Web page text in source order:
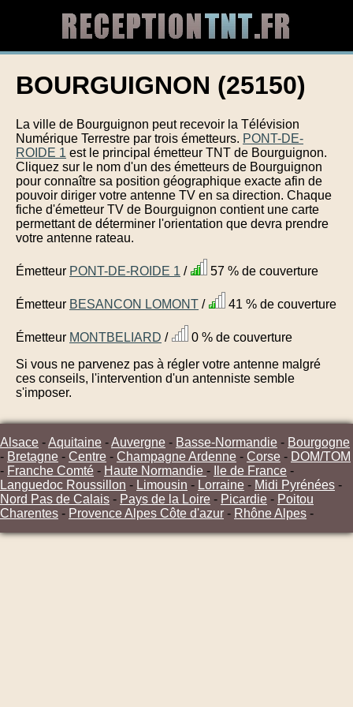
BOURGUIGNON (25150)
La ville de Bourguignon peut recevoir la Télévision
Numérique Terrestre par trois émetteurs. PONT-DE-
ROIDE 1 est le principal émetteur TNT de Bourguignon.
Cliquez sur le nom d'un des émetteurs de Bourguignon
pour connaître sa position géographique exacte afin de
pouvoir diriger votre antenne TV en sa direction. Chaque
fiche d'émetteur TV de Bourguignon contient une carte
permettant de déterminer l'orientation que devra prendre
votre antenne rateau.
Émetteur PONT-DE-ROIDE 1 / 57 % de couverture
Émetteur BESANCON LOMONT / 41 % de couverture
Émetteur MONTBELIARD /
0 % de couverture
Si vous ne parvenez pas à régler votre antenne malgré
ces conseils, l'intervention d'un antenniste semble
s'imposer.
Alsace -Aquitaine -Auvergne - Basse-Normandie - Bourgogne
- Bretagne - Centre - Champagne Ardenne - Corse - DOM/TOM
- Franche Comté - Haute Normandie - Ile de France -
Languedoc Roussillon - Limousin - Lorraine - Midi Pyrénées -
Nord Pas de Calais - Pays de la Loire - Picardie - Poitou
Charentes - Provence Alpes Côte d'azur - Rhône Alpes -